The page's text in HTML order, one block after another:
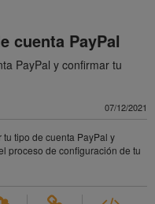
cuenta PayPal
PayPal y confirmar tu
07/12/2021
tipo de cuenta PayPal y
proceso de configuración de tu